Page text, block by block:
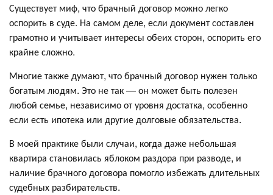
Существует миф, что брачный договор можно легко
оспорить в суде. На самом деле, если документ составлен
грамотно и учитывает интересы обеих сторон, оспорить его
крайне сложно.
Многие также думают, что брачный договор нужен только
богатым людям. Это не так — он может быть полезен
любой семье, независимо от уровня достатка, особенно
если есть ипотека или другие долговые обязательства.
В моей практике были случаи, когда даже небольшая
квартира становилась яблоком раздора при разводе, и
наличие брачного договора помогло избежать длительных
судебных разбирательств.